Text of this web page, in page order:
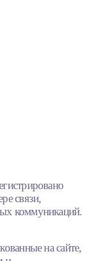
связи,
коммуникаций.
на сайте,